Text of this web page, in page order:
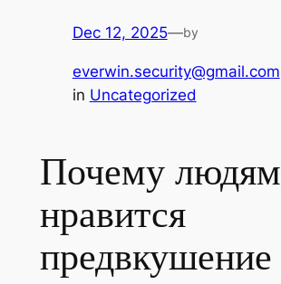
Dec 12, 2025—by
everwin.security@gmail.com
in Uncategorized
Почему людям
нравится
предвкушение